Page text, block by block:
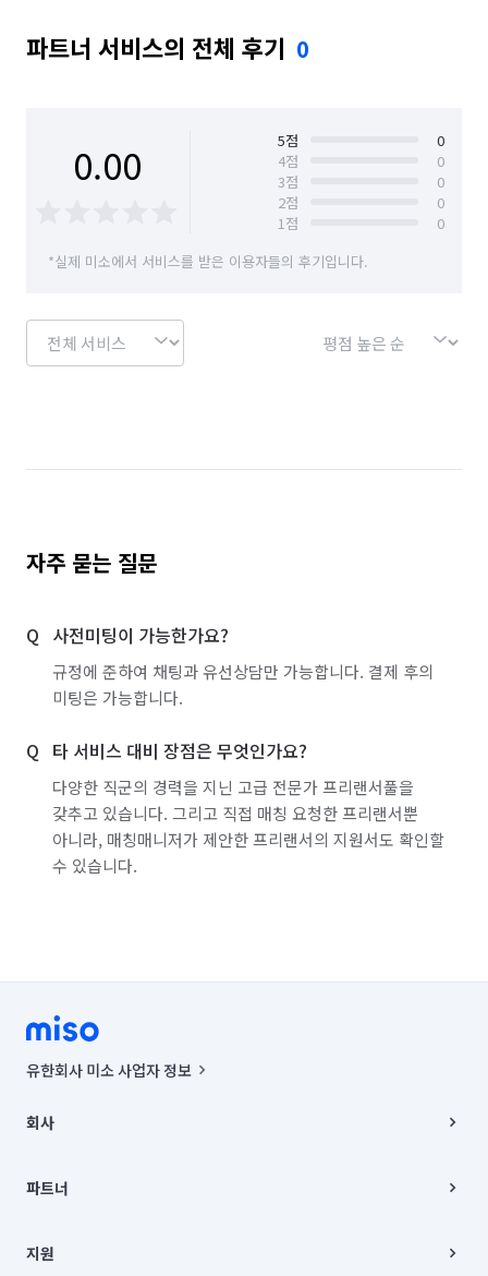
서울 은평구 서울 종로구 서울 중구
파트너 서비스의 전체 후기 0
0.00 5점
0
4점
0
3점
0
2점
0
1점
0
*실제 미소에서 서비스를 받은 이용자들의 후기입니다.
자주 묻는 질문
사전미팅이 가능한가요?
규정에 준하여 채팅과 유선상담만 가능합니다. 결제 후의
미팅은 가능합니다.
타 서비스 대비 장점은 무엇인가요?
다양한 직군의 경력을 지닌 고급 전문가 프리랜서풀을
갖추고 있습니다. 그리고 직접 매칭 요청한 프리랜서뿐
아니라, 매칭매니저가 제안한 프리랜서의 지원서도 확인할
수 있습니다.
유한회사 미소 사업자 정보
00019 |
주소 | 본사: 서울특별시 종로구 율곡로 6(중학동, 트윈트리빌딩) B동 5층
컨택센터 : 서울특별시 종로구 수송동 율곡로 24, 7층, 8층 미소
상품, 상품정보, 거래에 관한 의무와 책임은 거래당사자에게 있습니다.
언론 보도 관련 문의:
회사
채용
파트너
이사
지원